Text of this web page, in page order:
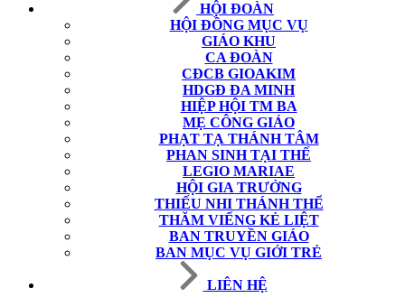
HỘI ĐOÀN
HỘI ĐỒNG MỤC VỤ
GIÁO KHU
CA ĐOÀN
CĐCB GIOAKIM
HDGĐ ĐA MINH
HIỆP HỘI TM BA
MẸ CÔNG GIÁO
PHẠT TẠ THÁNH TÂM
PHAN SINH TẠI THẾ
LEGIO MARIAE
HỘI GIA TRƯỞNG
THIẾU NHI THÁNH THỂ
THĂM VIẾNG KẺ LIỆT
BAN TRUYỀN GIÁO
BAN MỤC VỤ GIỚI TRẺ
LIÊN HỆ